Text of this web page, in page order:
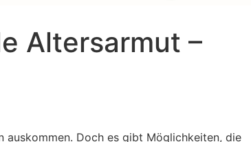
Altersarmut –
auskommen. Doch es gibt Möglichkeiten, die